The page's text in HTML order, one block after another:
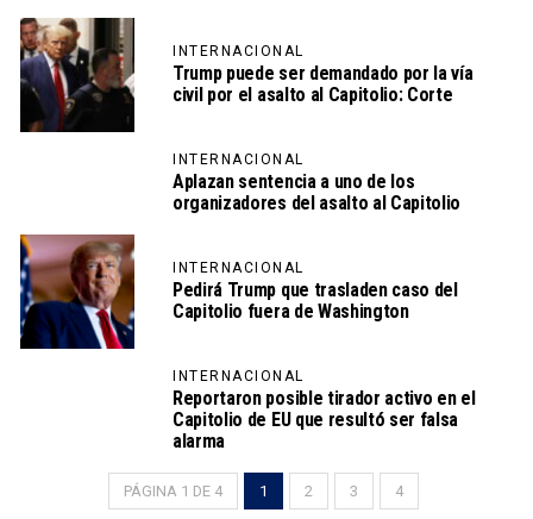
INTERNACIONAL
Trump puede ser demandado por la vía
civil por el asalto al Capitolio: Corte
INTERNACIONAL
Aplazan sentencia a uno de los
organizadores del asalto al Capitolio
INTERNACIONAL
Pedirá Trump que trasladen caso del
Capitolio fuera de Washington
INTERNACIONAL
Reportaron posible tirador activo en el
Capitolio de EU que resultó ser falsa
alarma
PÁGINA 1 DE 4 1 2 3 4